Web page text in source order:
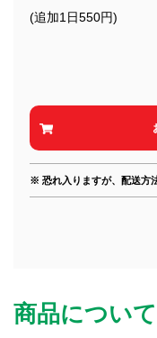
(追加1日550円)
※ 恐れ入りますが、配送方
商品について